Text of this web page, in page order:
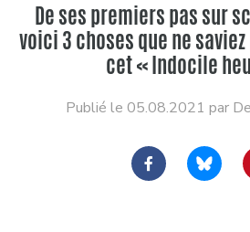
De ses premiers pas sur
voici 3 choses que ne
cet « Indocile
Publié le 05.08.2021 par